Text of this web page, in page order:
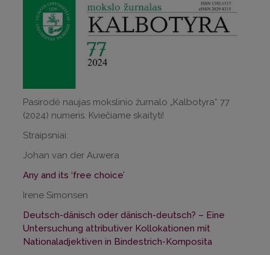
Pasirodė naujas mokslinio žurnalo „Kalbotyra“ 77
(2024) numeris. Kviečiame skaityti!
Straipsniai:
Johan van der Auwera
Any and its ‘free choice’
Irene Simonsen
Deutsch-dänisch oder dänisch-deutsch? – Eine
Untersuchung attributiver Kollokationen mit
Nationaladjektiven in Bindestrich-Komposita